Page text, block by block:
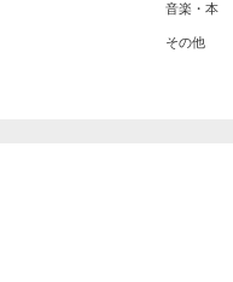
音楽・本
その他